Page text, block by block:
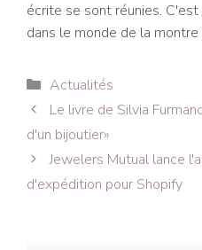
écrite se sont réunies.
dans le monde de la montre
Catégories
Actualités
Navigation
des
articles
Le livre de Silvia
d'un bijoutier»
Jewelers Mutual lance
d'expédition pour Shopify